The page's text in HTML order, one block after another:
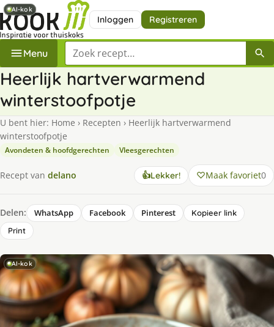
Inloggen Registreren
Menu Zoek een recept
Heerlijk hartverwarmend
winterstoofpotje
U bent hier: Home › Recepten › Heerlijk hartverwarmend
winterstoofpotje
Avondeten & hoofdgerechten Vleesgerechten
Recept van delano 👍Lekker! Maak favoriet0
Delen: WhatsApp Facebook Pinterest
Kopieer link
Print
AI-kok
AI-kok
AI-kok